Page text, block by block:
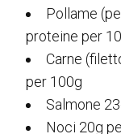
Pollame
proteine per
Carne
per 100g
Salmone
Noci 20g